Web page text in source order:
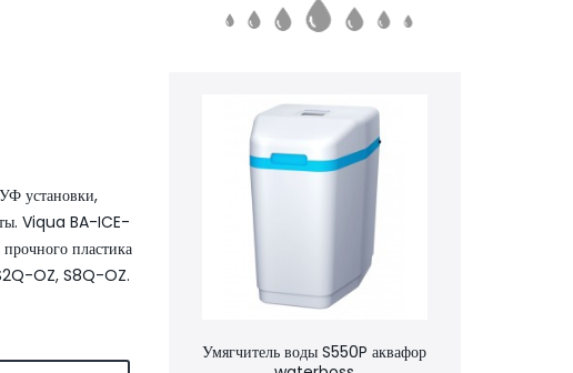
установки,
Viqua BA-ICE-
пластика
S2Q-OZ, S8Q-OZ.
Умягчитель воды S550P аквафор